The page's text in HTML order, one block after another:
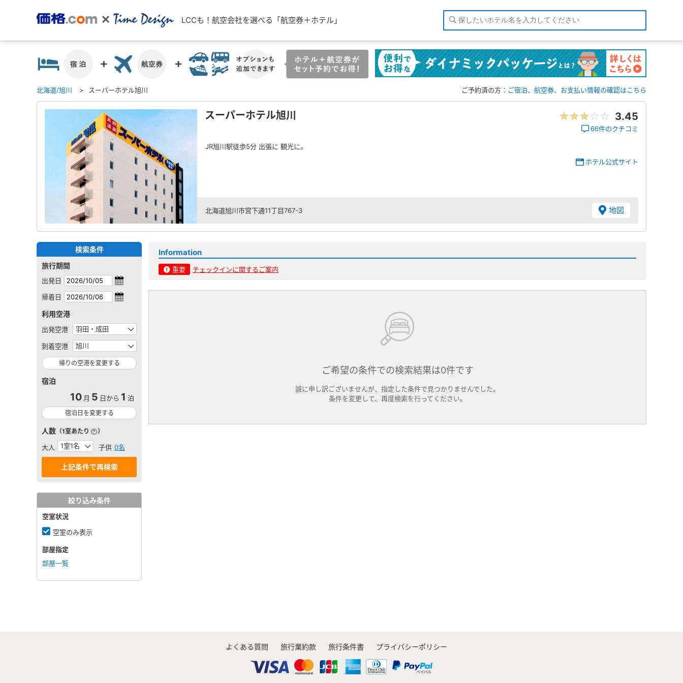
LCCも！航空会社を選べる「航空券＋ホテル」
北海道/旭川 スーパーホテル旭川 ご予約済の方： ご宿泊、航空券、お支払い情報の確認はこちら
スーパーホテル旭川 3.45
66件のクチコミ
JR旭川駅徒歩5分 出張に 観光に。
ホテル公式サイト
北海道旭川市宮下通11丁目767-3 地図
検索条件
旅行期間
出発日
帰着日
利用空港
出発空港
到着空港
帰りの空港を変更する
宿泊
10 月 5 日から 1 泊
宿泊日を変更する
人数 （1室あたり ）
大人 子供 0名
絞り込み条件
空室状況
空室のみ表示
部屋指定
部屋一覧
Information
重要 チェックインに関するご案内
ご希望の条件での検索結果は0件です
誠に申し訳ございませんが、指定した条件で見つかりませんでした。
条件を変更して、再度検索を行ってください。
よくある質問 旅行業約款 旅行条件書 プライバシーポリシー